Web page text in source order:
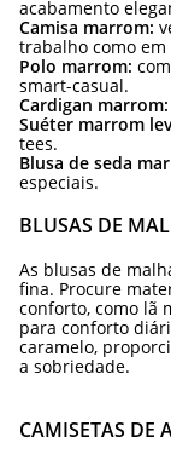
acabamento
Camisa marrom:
trabalho como em
Polo marrom:
smart-casual.
Cardigan marrom:
Suéter marrom
tees.
Blusa de seda
especiais.
BLUSAS DE
As blusas de
fina. Procure
conforto, como lã
para conforto
caramelo,
a sobriedade.
CAMISETAS DE